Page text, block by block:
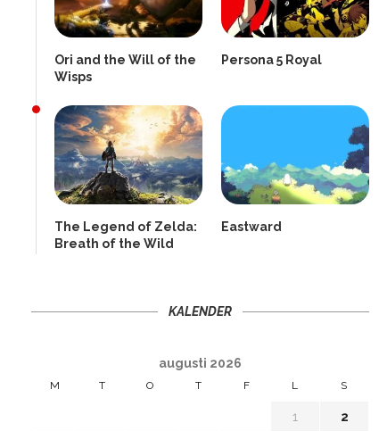
Ori and the Will of the
Wisps
Persona 5 Royal
The Legend of Zelda:
Breath of the Wild
Eastward
KALENDER
augusti 2026
M T O T F L S
1
2